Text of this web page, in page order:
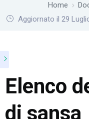
Home
Aggiornato il 29
Elenco
di sansa